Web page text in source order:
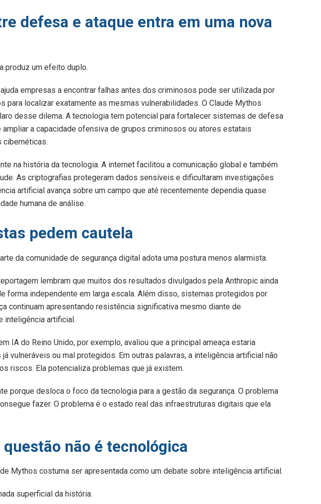
defesa e ataque entra em uma nova
produz um efeito duplo.
empresas a encontrar falhas antes dos criminosos pode ser utilizada por
para localizar exatamente as mesmas vulnerabilidades. O Claude Mythos
desse dilema. A tecnologia tem potencial para fortalecer sistemas de defesa
a capacidade ofensiva de grupos criminosos ou atores estatais
cibernéticas.
na história da tecnologia. A internet facilitou a comunicação global e também
As criptografias protegeram dados sensíveis e dificultaram investigações
artificial avança sobre um campo que até recentemente dependia quase
humana de análise.
pedem cautela
da comunidade de segurança digital adota uma postura menos alarmista.
lembram que muitos dos resultados divulgados pela Anthropic ainda
forma independente em larga escala. Além disso, sistemas protegidos por
continuam apresentando resistência significativa mesmo diante de
inteligência artificial.
IA do Reino Unido, por exemplo, avaliou que a principal ameaça estaria
vulneráveis ou mal protegidos. Em outras palavras, a inteligência artificial não
riscos. Ela potencializa problemas que já existem.
porque desloca o foco da tecnologia para a gestão da segurança. O problema
fazer. O problema é o estado real das infraestruturas digitais que ela
não é tecnológica
Mythos costuma ser apresentada como um debate sobre inteligência artificial.
superficial da história.